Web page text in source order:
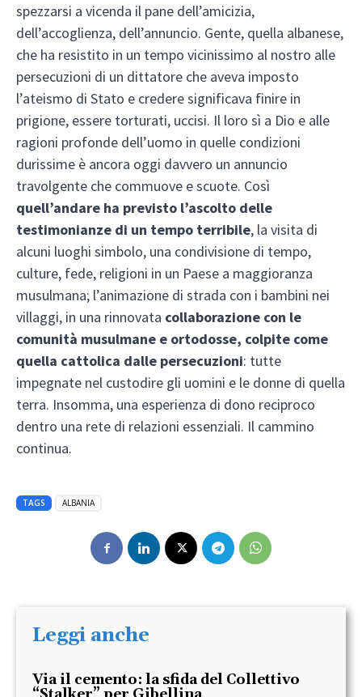
spezzarsi a vicenda il pane dell’amicizia,
dell’accoglienza, dell’annuncio. Gente, quella albanese,
che ha resistito in un tempo vicinissimo al nostro alle
persecuzioni di un dittatore che aveva imposto
l’ateismo di Stato e credere significava finire in
prigione, essere torturati, uccisi. Il loro sì a Dio e alle
ragioni profonde dell’uomo in quelle condizioni
durissime è ancora oggi davvero un annuncio
travolgente che commuove e scuote. Così
quell’andare ha previsto l’ascolto delle
testimonianze di un tempo terribile, la visita di
alcuni luoghi simbolo, una condivisione di tempo,
culture, fede, religioni in un Paese a maggioranza
musulmana; l’animazione di strada con i bambini nei
villaggi, in una rinnovata collaborazione con le
comunità musulmane e ortodosse, colpite come
quella cattolica dalle persecuzioni: tutte
impegnate nel custodire gli uomini e le donne di quella
terra. Insomma, una esperienza di dono reciproco
dentro una rete di relazioni essenziali. Il cammino
continua.
TAGS ALBANIA
Leggi anche
Via il cemento: la sfida del Collettivo